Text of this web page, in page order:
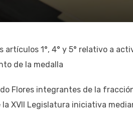
1°, 4° y 5° relativo a
de la medalla
Flores integrantes de la
XVII Legislatura iniciativa